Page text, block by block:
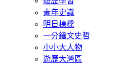
青年史識
明日棟樑
一分鐘文史哲
小小大人物
遊歷大灣區